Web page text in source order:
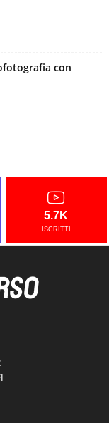
con
5.7K
ISCRITTI